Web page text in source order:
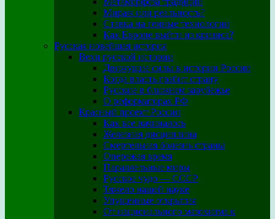
Мираж или реальность?
Ставка на генные технологии
Как Европе выйти из кризиса?
Русская новейшая история
Вехи русской истории
Движущие силы в истории России
Когда власть грабит страну
Русские в ближнем зарубежье
О реформаторах РФ
Красный проект России
Как все начиналось
Железная дисциплина
Смертельная болезнь страны
Опережая время
Параллельные миры
Русское чудо — СССР
Тяжело нашей науке
Упущенные открытия
От национального мазохизма к